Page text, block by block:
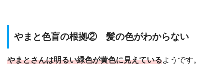
やまと色盲の根拠② 髪の色がわからない
やまとさんは明るい緑色が黄色に見えているようです。